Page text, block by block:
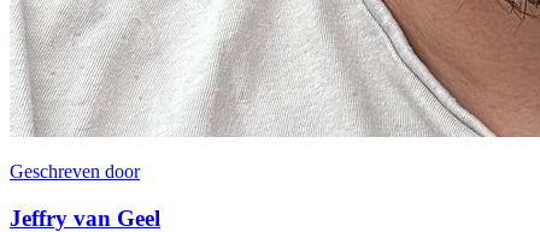
Geschreven door
Jeffry van Geel